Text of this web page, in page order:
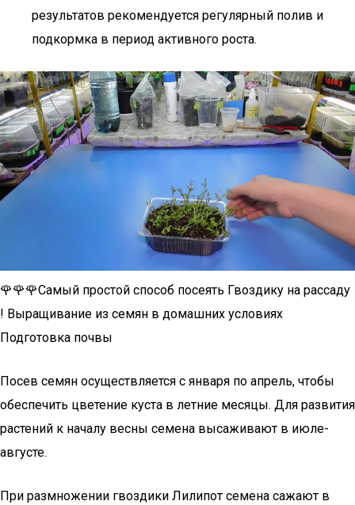
результатов рекомендуется регулярный полив и
подкормка в период активного роста.
🌹🌹🌹Самый простой способ посеять Гвоздику на рассаду
! Выращивание из семян в домашних условиях
Подготовка почвы
Посев семян осуществляется с января по апрель, чтобы
обеспечить цветение куста в летние месяцы. Для развития
растений к началу весны семена высаживают в июле-
августе.
При размножении гвоздики Лилипот семена сажают в